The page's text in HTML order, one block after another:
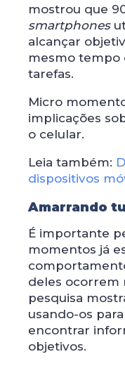
mostrou que
smartphones
alcançar
mesmo tempo
tarefas.
Micro
implicações
o celular.
Leia também:
dispositivos
Amarrando
É importante
momentos já
deles ocorrem
pesquisa
usando-os
encontrar
objetivos.